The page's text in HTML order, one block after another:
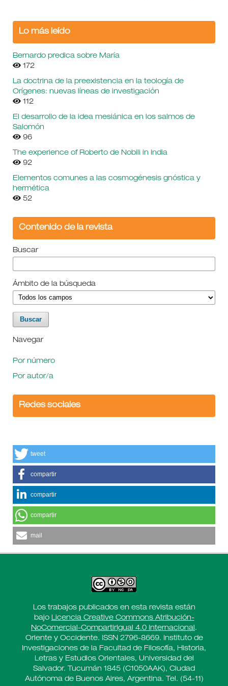
Lo más leído
Bernardo predica sobre María
172
La doctrina de la preexistencia en la teología de
Orígenes: nuevas líneas de investigación
112
El desarrollo de la idea mesiánica en los salmos de
Salomón
96
The experience of Roberto de Nobili in India
92
Elementos comunes a las cosmogénesis gnóstica y
hermética
52
Contenido de la revista
Buscar
Ámbito de la búsqueda
Navegar
Por número
Por autor/a
Redes sociales
tweet
compartir
compartir
compartir
mail
Los trabajos publicados en esta revista están
bajo Licencia Creative Commons Atribución-
NoComercial-CompartirIgual 4.0 Internacional .
Oriente y Occidente. ISSN 2796-8669. Instituto de
Investigaciones de la Facultad de Filosofía, Historia,
Letras y Estudios Orientales, Universidad del
Salvador. Tucumán 1845 (C1050AAK), Ciudad
Autónoma de Buenos Aires, Argentina. Tel. (54-11)